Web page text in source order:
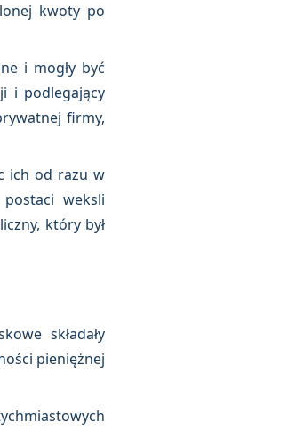
kwoty po
i mogły być
i podlegający
firmy,
ich od razu w
weksli
który był
składały
pieniężnej